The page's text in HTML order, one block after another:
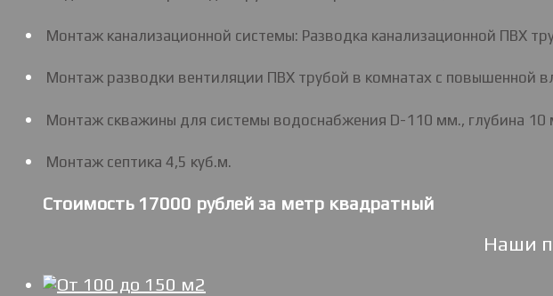
Монтаж канализационной системы: Разводка канализационной ПВХ
Монтаж разводки вентиляции ПВХ трубой в комнатах с повышенной
Монтаж скважины для системы водоснабжения D-110 мм., глубина 10
Монтаж септика 4,5 куб.м.
Стоимость 17000 рублей за метр квадратный
Наши